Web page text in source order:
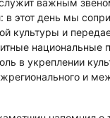
важным
в этот день мы
культуры и
национальные
в укреплении
и